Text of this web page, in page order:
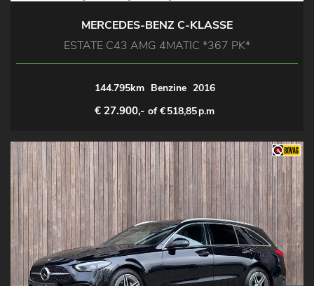
MERCEDES-BENZ C-KLASSE
ESTATE C43 AMG 4MATIC *367 PK*
144.795km Benzine 2016
€ 27.900,- of €518,85p.m